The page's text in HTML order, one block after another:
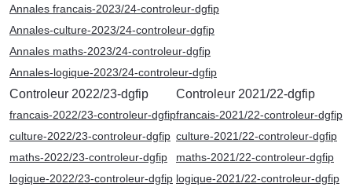
Annales francais-2023/24-controleur-dgfip
Annales-culture-2023/24-controleur-dgfip
Annales maths-2023/24-controleur-dgfip
Annales-logique-2023/24-controleur-dgfip
Controleur 2022/23-dgfip
francais-2022/23-controleur-dgfip
culture-2022/23-controleur-dgfip
maths-2022/23-controleur-dgfip
logique-2022/23-controleur-dgfip
Controleur 2021/22-dgfip
francais-2021/22-controleur-dgfip
culture-2021/22-controleur-dgfip
maths-2021/22-controleur-dgfip
logique-2021/22-controleur-dgfip